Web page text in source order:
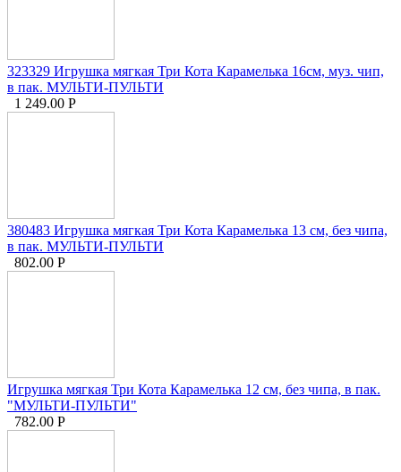
323329 Игрушка мягкая Три Кота Карамелька 16см, муз. чип,
в пак. МУЛЬТИ-ПУЛЬТИ
1 249.00 Р
380483 Игрушка мягкая Три Кота Карамелька 13 см, без чипа,
в пак. МУЛЬТИ-ПУЛЬТИ
802.00 Р
Игрушка мягкая Три Кота Карамелька 12 см, без чипа, в пак.
"МУЛЬТИ-ПУЛЬТИ"
782.00 Р